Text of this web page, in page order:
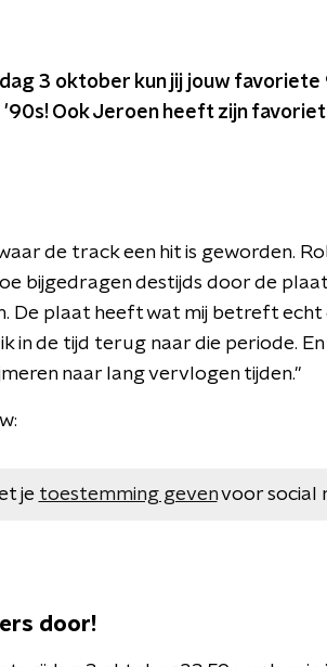
3 oktober kun jij jouw favoriete
'90s! Ook Jeroen heeft zijn
de track een hit is geworden.
bijgedragen destijds door de
De plaat heeft wat mij betreft echt
in de tijd terug naar die periode.
naar lang vervlogen tijden."
je toestemming gevenvoor social
door!